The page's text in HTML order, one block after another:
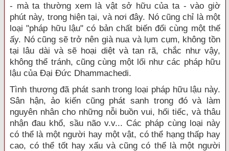
- mà ta thường xem là vật sở hữu của ta - vào giờ
phút này, trong hiện tại, và nơi đây. Nó cũng chỉ là một
loại "pháp hữu lậu" có bản chất biến đổi cùng một thế
ấy. Nó cũng sẽ trở nên già nua và lụm cụm, không tồn
tại lâu dài và sẽ hoại diệt và tan rã, chắc như vậy,
không thể tránh, cũng cùng một lối như các pháp hữu
lậu của Ðại Ðức Dhammachedi.
Tình thương đã phát sanh trong loại pháp hữu lậu này.
Sân hận, ảo kiến cũng phát sanh trong đó và làm
nguyên nhân cho những nỗi buồn vui, hối tiếc, và thâu
nhận đau khổ, sầu não v.v... Các pháp cùng loại này
có thể là một người hay một vật, có thể hạng thấp hay
cao, có thể tốt hay xấu và cũng có thể là một người